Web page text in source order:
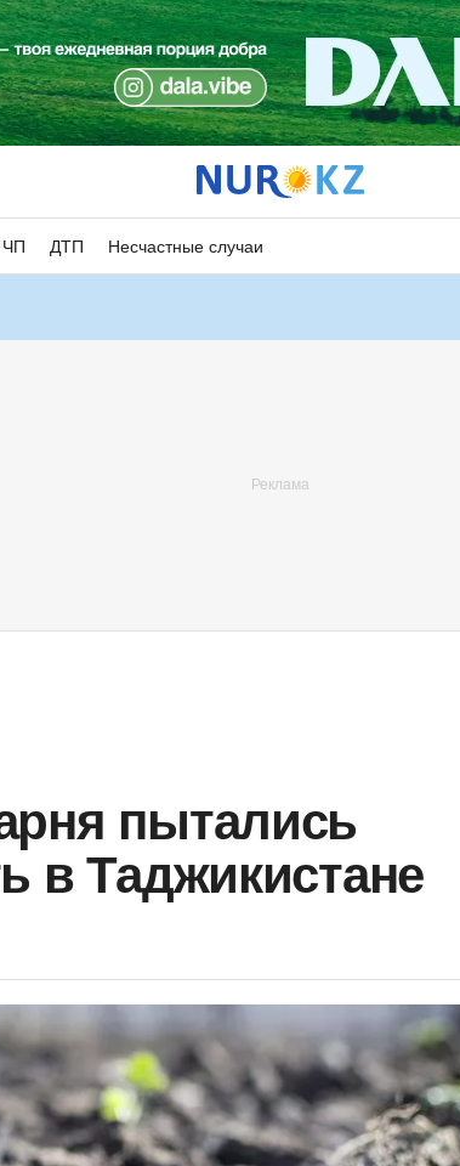
ЧП ДТП Несчастные случаи
пытались
в Таджикистане